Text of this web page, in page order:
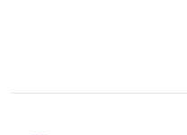
ů
ů
l